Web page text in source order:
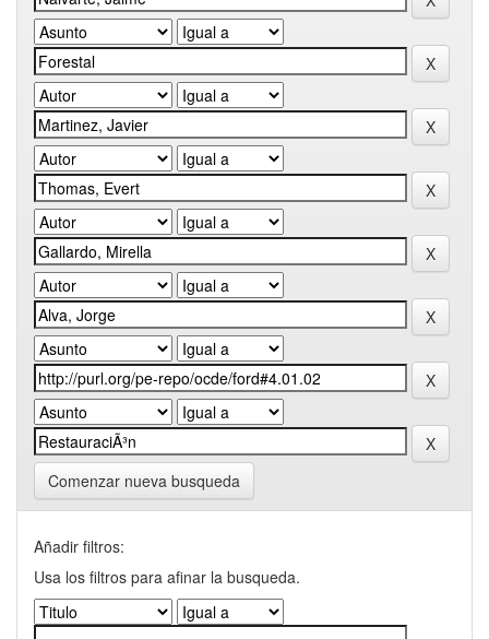
Comenzar nueva busqueda
Añadir filtros:
Usa los filtros para afinar la busqueda.